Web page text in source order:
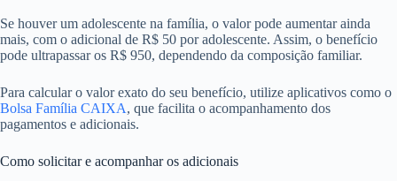
Se houver um adolescente na família, o valor pode aumentar ainda
mais, com o adicional de R$ 50 por adolescente. Assim, o benefício
pode ultrapassar os R$ 950, dependendo da composição familiar.
Para calcular o valor exato do seu benefício, utilize aplicativos como o
Bolsa Família CAIXA, que facilita o acompanhamento dos
pagamentos e adicionais.
Como solicitar e acompanhar os adicionais